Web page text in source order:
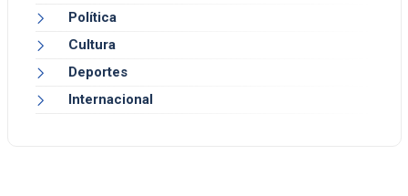
Política
Cultura
Deportes
Internacional